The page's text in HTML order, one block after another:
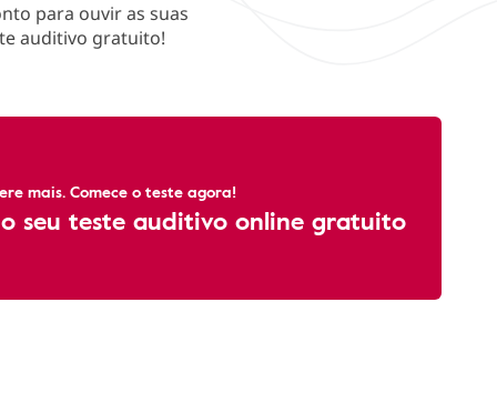
para ouvir as suas
auditivo gratuito!
mais. Comece o teste agora!
seu teste auditivo online gratuito